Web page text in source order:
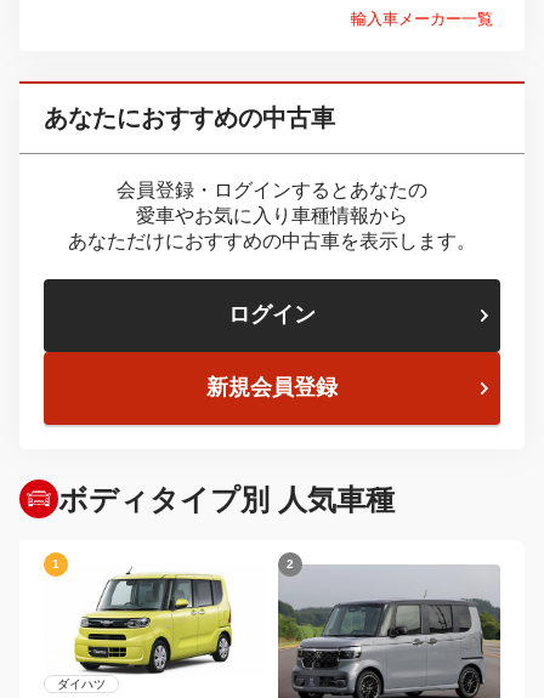
輸入車メーカー一覧
あなたにおすすめの中古車
会員登録・ログインするとあなたの
愛車やお気に入り車種情報から
あなただけにおすすめの中古車を表示します。
ログイン
新規会員登録
ボディタイプ別 人気車種
1
ダイハツ
2